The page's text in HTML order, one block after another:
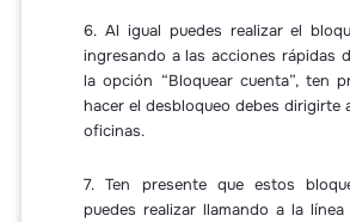
6. Al igual puedes realizar el
ingresando a las acciones rápidas
la opción “Bloquear cuenta”, ten
hacer el desbloqueo debes dirigirte
oficinas.
7. Ten presente que estos
puedes realizar llamando a la